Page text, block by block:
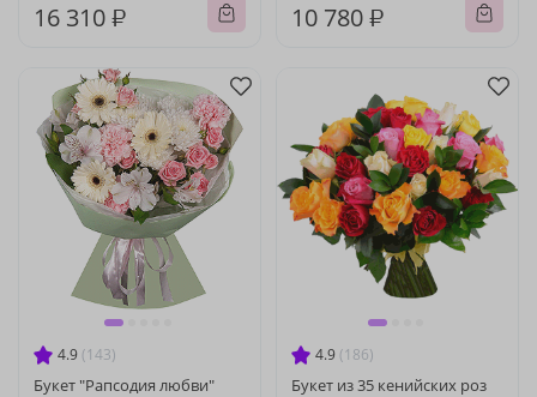
16 310 ₽ 10 780 ₽
4.9 (143)
Букет "Рапсодия любви"
4.9 (186)
Букет из 35 кенийских роз